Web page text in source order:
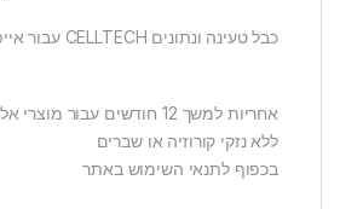
כבל טעינה ונתונים CELLTECH עבור אייפון 4 חיבור USB
אחריות למשך 12 חודשים עבור מוצרי אלקטרוניקה
ללא נזקי קורוזיה או שברים
בכפוף לתנאי השימוש באתר